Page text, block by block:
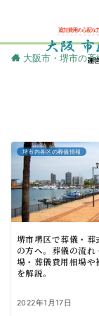
大阪市・堺市の
堺市内各区の葬儀情報
堺市堺区で葬儀・葬
の方へ。葬儀の流れ
場・葬儀費用相場や
を解説。
2022年1月17日